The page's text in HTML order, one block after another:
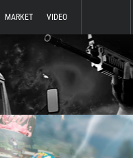
MARKET VIDEO